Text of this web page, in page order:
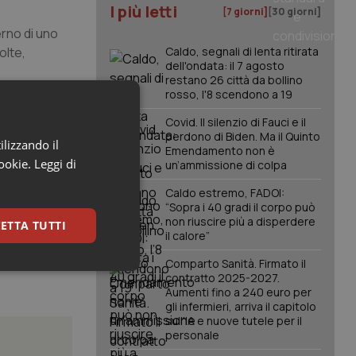
di uno
I più letti [7 giorni] [30 giorni]
Caldo, segnali di lenta ritirata
dell'ondata: il 7 agosto
restano 26 città da bollino
rosso, l'8 scendono a 19
Covid. Il silenzio di Fauci e il
perdono di Biden. Ma il Quinto
Emendamento non è
un’ammissione di colpa
Caldo estremo, FADOI:
“Sopra i 40 gradi il corpo può
non riuscire più a disperdere
il calore”
Comparto Sanità. Firmato il
contratto 2025-2027.
Aumenti fino a 240 euro per
gli infermieri, arriva il capitolo
sull'IA e nuove tutele per il
personale
il
Leggi di
TUTTI